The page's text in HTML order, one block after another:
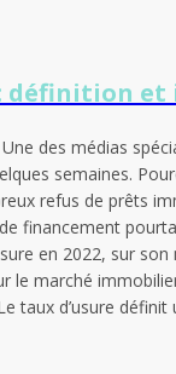
définition et
des médias
semaines.
refus de prêts
financement
en 2022, sur
le marché
taux d’usure